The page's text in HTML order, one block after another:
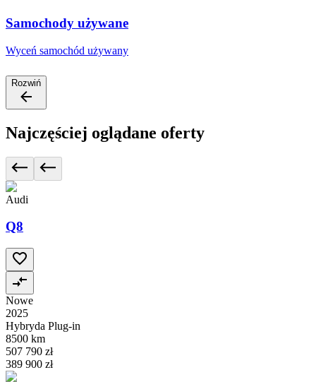
Samochody używane
Wyceń samochód używany
Rozwiń
Najczęściej oglądane oferty
Audi
Q8
Nowe
2025
Hybryda Plug-in
8500 km
507 790 zł
389 900 zł